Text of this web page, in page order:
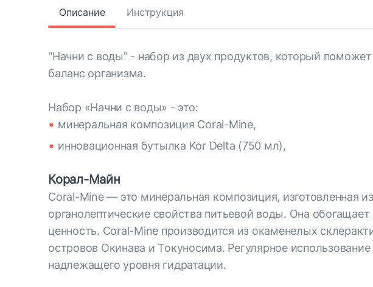
Описание Инструкция
"Начни с воды" - набор из двух продуктов, который
баланс организма.
Набор «Начни с воды» - это:
минеральная композиция Coral-Mine,
инновационная бутылка Kor Delta (750 мл),
Корал-Майн
Coral-Mine — это минеральная композиция, изготовленная
органолептические свойства питьевой воды. Она
ценность. Coral-Mine производится из окаменелых
островов Окинава и Токуносима. Регулярное
надлежащего уровня гидратации.